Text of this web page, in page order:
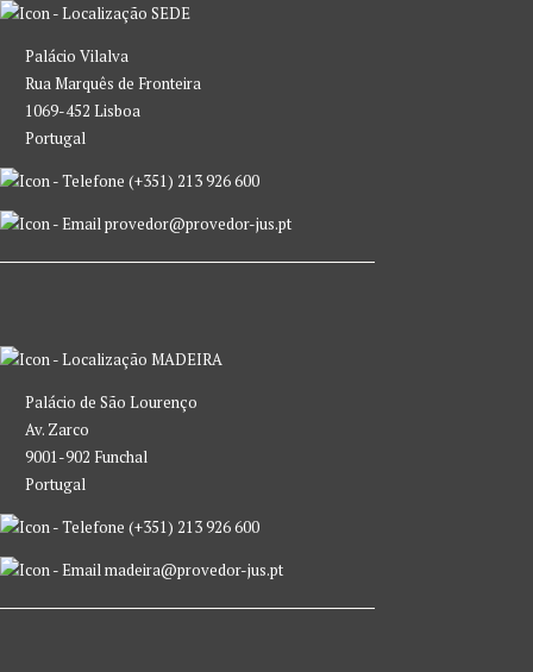
SEDE
Palácio Vilalva
Rua Marquês de Fronteira
1069-452 Lisboa
Portugal
(+351) 213 926 600
provedor@provedor-jus.pt
MADEIRA
Palácio de São Lourenço
Av. Zarco
9001-902 Funchal
Portugal
(+351) 213 926 600
madeira@provedor-jus.pt